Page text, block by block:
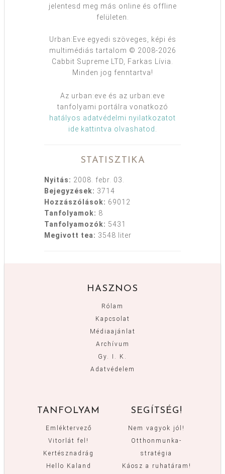
jelentesd meg más online és offline
felületen.
Urban:Eve egyedi szöveges, képi és
multimédiás tartalom © 2008-2026
Cabbit Supreme LTD, Farkas Lívia.
Minden jog fenntartva!
Az urban:eve és az urban:eve
tanfolyami portálra vonatkozó
hatályos adatvédelmi nyilatkozatot
ide kattintva olvashatod
STATISZTIKA
Nyitás: 2008. febr. 03.
Bejegyzések: 3714
Hozzászólások: 69012
Tanfolyamok: 8
Tanfolyamozók: 5431
Megivott tea: 3548 liter
HASZNOS
Rólam
Kapcsolat
Médiaajánlat
Archívum
Gy. I. K.
Adatvédelem
TANFOLYAM
Emléktervező
Vitorlát fel!
Kertésznadrág
Hello Kaland
SEGÍTSÉG!
Nem vagyok jól!
Otthonmunka-
stratégia
Káosz a ruhatáram!